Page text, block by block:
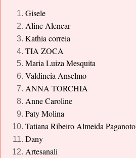
Gisele
Aline Alencar
Kathia correia
TIA ZOCA
Maria Luiza Mesquita
Valdineia Anselmo
ANNA TORCHIA
Anne Caroline
Paty Molina
Tatiana Ribeiro Almeida Paganoto
Dany
Artesanali